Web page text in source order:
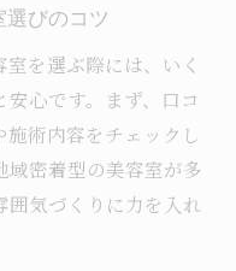
体感する
体もリセット
ン空間を満喫する
美容室の空間作り
体験する理由
ポイントとは
選びのコツ
を選ぶ際には、いく
心です。まず、口コ
施術内容をチェックし
域密着型の美容室が多
囲気づくりに力を入れ